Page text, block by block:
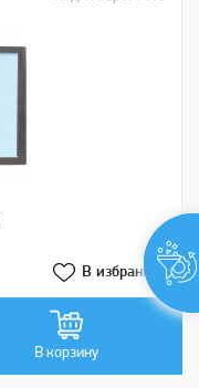
В избранное
В корзину